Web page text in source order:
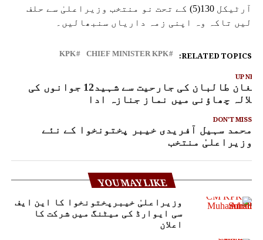
آرٹیکل 130(5) کے تحت نو منتخب وزیراعلیٰ سے حلف
لیں تاکہ وہ اپنی زمہ داریاں سنبھالیں۔
RELATED TOPICS:
CHIEF MINISTER KPK
KPK
UP
افغان طالبان کی جارحیت سے شہید12 جوانوں کی
چھاؤنی میں نماز جنازہ ادا
DON'T MISS
محمد سہیل آفریدی خیبر پختونخوا کے نئے
وزیراعلیٰ منتخب
YOU MAY LIKE
وزیراعلیٰ خیبرپختونخوا کا این ایف
سی ایوارڈ کی میٹنگ میں شرکت کا
اعلان